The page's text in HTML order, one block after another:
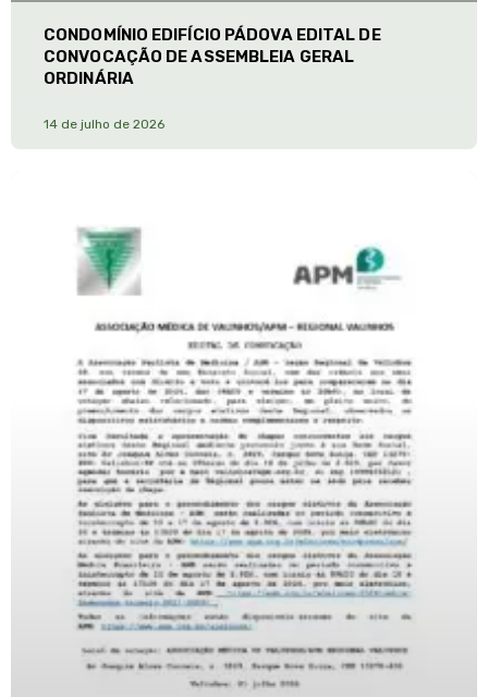
CONDOMÍNIO EDIFÍCIO PÁDOVA EDITAL DE
CONVOCAÇÃO DE ASSEMBLEIA GERAL
ORDINÁRIA
14 de julho de 2026